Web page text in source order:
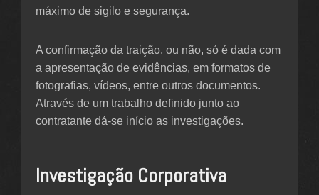
máximo de sigilo e segurança.
A confirmação da traição, ou não, só é dada com
a apresentação de evidências, em formatos de
fotografias, vídeos, entre outros documentos.
Através de um trabalho definido junto ao
contratante dá-se início as investigações.
Investigação Corporativa